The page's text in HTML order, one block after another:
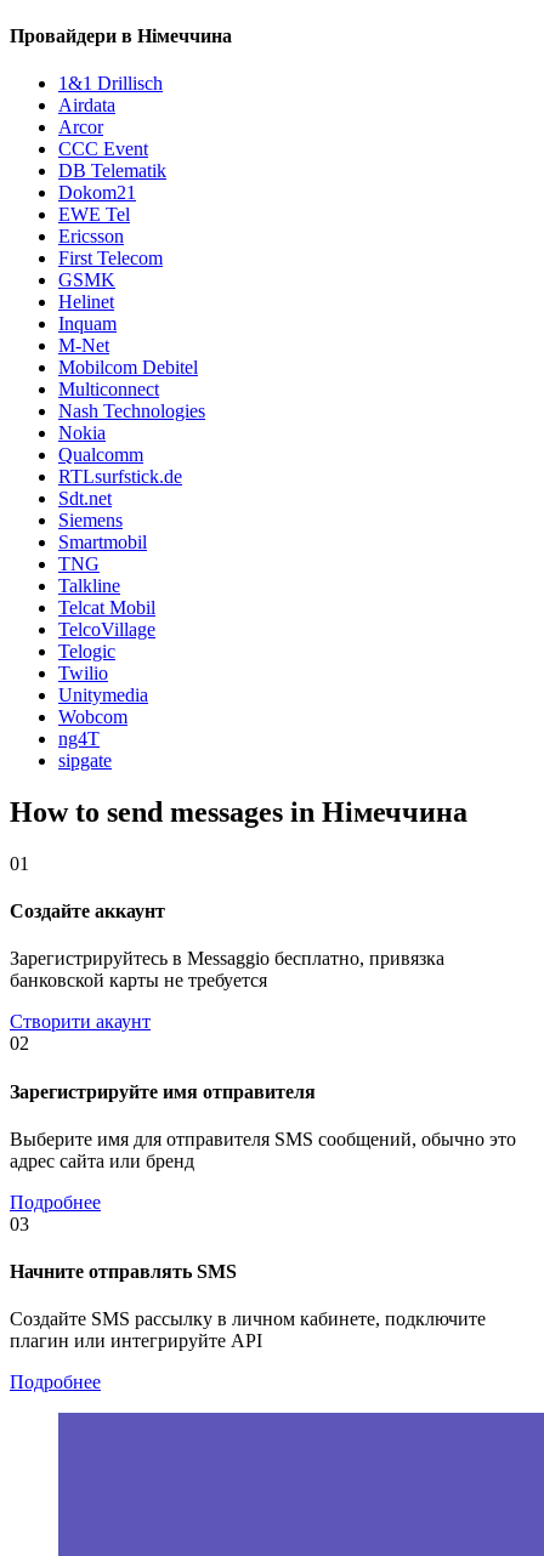
Провайдери в Німеччина
1&1 Drillisch
Airdata
Arcor
CCC Event
DB Telematik
Dokom21
EWE Tel
Ericsson
First Telecom
GSMK
Helinet
Inquam
M-Net
Mobilcom Debitel
Multiconnect
Nash Technologies
Nokia
Qualcomm
RTLsurfstick.de
Sdt.net
Siemens
Smartmobil
TNG
Talkline
Telcat Mobil
TelcoVillage
Telogic
Twilio
Unitymedia
Wobcom
ng4T
sipgate
How to send messages in Німеччина
01
Создайте аккаунт
Зарегистрируйтесь в Messaggio бесплатно, привязка
банковской карты не требуется
Створити акаунт
02
Зарегистрируйте имя отправителя
Выберите имя для отправителя SMS сообщений, обычно это
адрес сайта или бренд
Подробнее
03
Начните отправлять SMS
Создайте SMS рассылку в личном кабинете, подключите
плагин или интегрируйте API
Подробнее